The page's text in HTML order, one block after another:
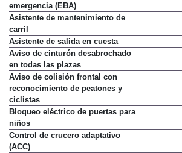
emergencia (EBA)
Asistente de mantenimiento de
carril
Asistente de salida en cuesta
Aviso de cinturón desabrochado
en todas las plazas
Aviso de colisión frontal con
reconocimiento de peatones y
ciclistas
Bloqueo eléctrico de puertas para
niños
Control de crucero adaptativo
(ACC)